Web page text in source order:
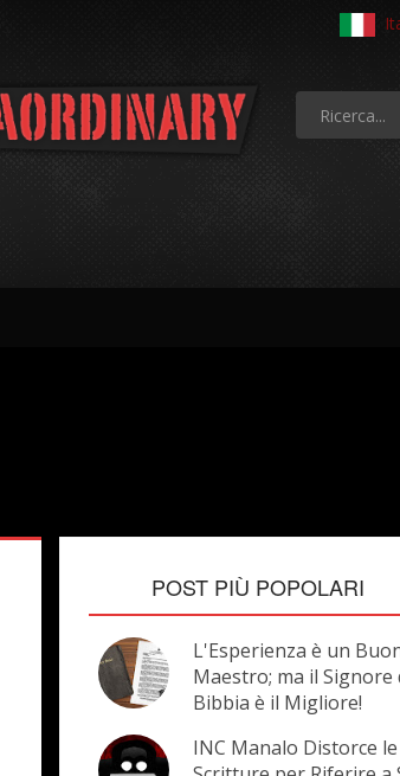
POST PIÙ POPOLARI
L'Esperienza è un
Maestro; ma il Signore
Bibbia è il Migliore!
INC Manalo Distorce le